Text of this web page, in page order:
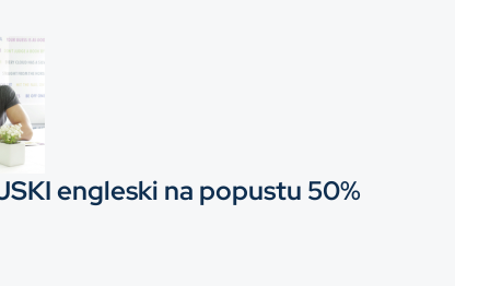
engleski na popustu 50%